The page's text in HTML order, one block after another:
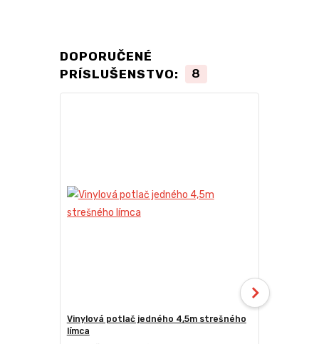
DOPORUČENÉ
PRÍSLUŠENSTVO:
8
Vinylová potlač jedného 4,5m strešného
límca